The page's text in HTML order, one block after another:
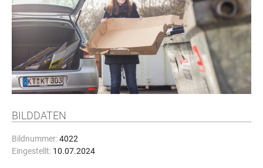
BILDDATEN
Bildnummer:4022
Eingestellt: 10.07.2024